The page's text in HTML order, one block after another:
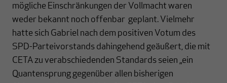
mögliche Einschränkungen der Vollmacht waren
weder bekannt noch offenbar geplant. Vielmehr
hatte sich Gabriel nach dem positiven Votum des
SPD-Parteivorstands dahingehend geäußert, die mit
CETA zu verabschiedenden Standards seien „ein
Quantensprung gegenüber allen bisherigen